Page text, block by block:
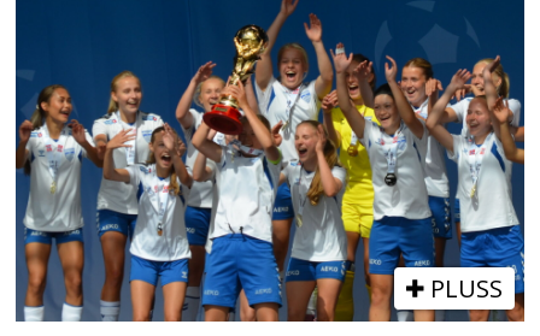
PLUSS